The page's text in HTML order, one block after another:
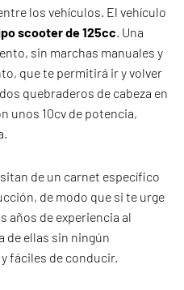
los vehículos. El vehículo
scooter de 125cc. Una
sin marchas manuales y
que te permitirá ir y volver
quebraderos de cabeza en
unos 10cv de potencia,
de un carnet específico
de modo que si te urge
años de experiencia al
de ellas sin ningún
fáciles de conducir.